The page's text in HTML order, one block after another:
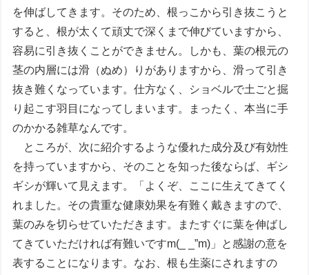
を伸ばしてきます。そのため、根っこから引き抜こうと
すると、根が太くて頑丈で深くまで伸びていますから、
容易に引き抜くことができません。しかも、葉の根元の
茎の内層には滑（ぬめ）りがありますから、滑って引き
抜き難くなっています。仕方なく、ショベルで土ごと掘
り起こす羽目になってしまいます。まったく、本当に手
のかかる雑草なんです。
ところが、次に紹介するような優れた成分及び有効性
を持っていますから、そのことを知った後ならば、ギシ
ギシが輝いて見えます。「よくぞ、ここに生えてきてく
れました。その貴重な健康効果を有難く戴きますので、
葉のみを切らせていただきます。またすぐに葉を伸ばし
てきていただければ有難いですm(_ _”m)」と感謝の意を
表することになります。なお、根も生薬にされますの